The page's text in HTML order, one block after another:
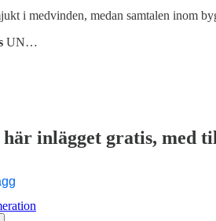
i medvinden, medan samtalen inom
UN…
inlägget gratis, med